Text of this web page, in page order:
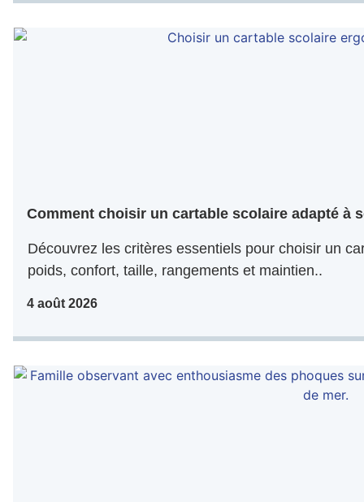
Comment choisir un cartable scolaire adapté à
Découvrez les critères essentiels pour choisir un
poids, confort, taille, rangements et maintien..
4 août 2026